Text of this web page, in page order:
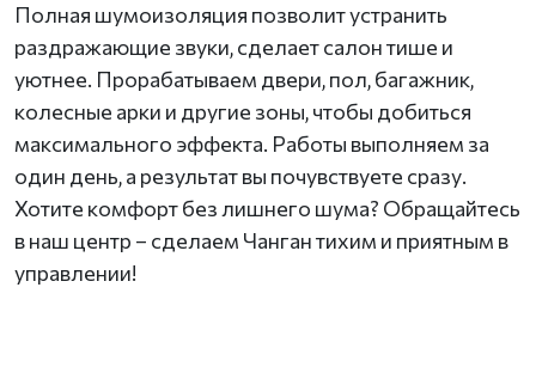
Полная шумоизоляция позволит устранить
раздражающие звуки, сделает салон тише и
уютнее. Прорабатываем двери, пол, багажник,
колесные арки и другие зоны, чтобы добиться
максимального эффекта. Работы выполняем за
один день, а результат вы почувствуете сразу.
Хотите комфорт без лишнего шума? Обращайтесь
в наш центр – сделаем Чанган тихим и приятным в
управлении!